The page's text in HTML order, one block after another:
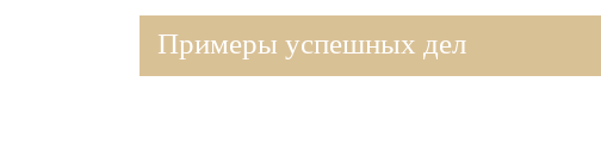
Примеры успешных дел